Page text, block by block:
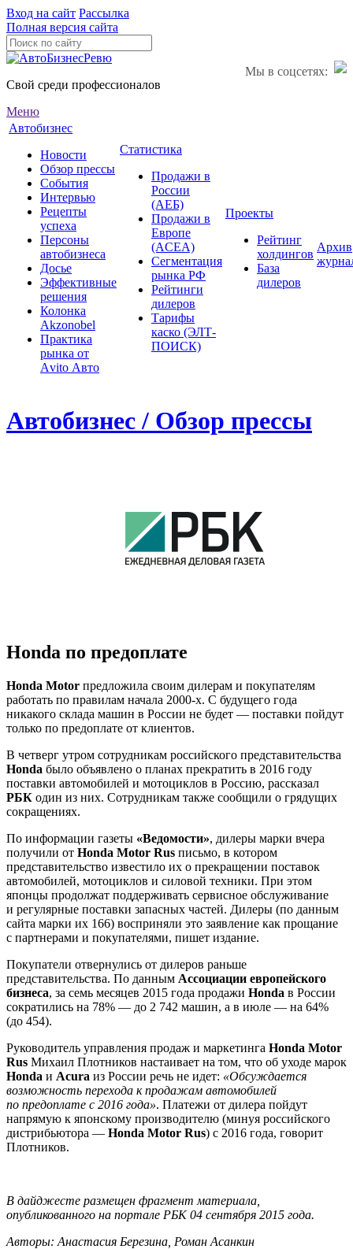
Вход на сайт Рассылка
Полная версия сайта
Мы в соцсетях:
Свой среди профессионалов
Меню
Автобизнес
Новости
Обзор прессы
События
Интервью
Рецепты
успеха
Персоны
автобизнеса
Досье
Эффективные
решения
Колонка
Akzonobel
Практика
рынка от
Аvito Авто
Статистика
Продажи в
России
(АЕБ)
Продажи в
Европе
(ACEA)
Сегментация
рынка РФ
Рейтинги
дилеров
Тарифы
каско (ЭЛТ-
ПОИСК)
Проекты
Рейтинг
холдингов
База
дилеров
Архив
Автобизнес / Обзор прессы
Honda по предоплате
Honda Motor предложила своим дилерам и покупателям
работать по правилам начала 2000-х. С будущего года
никакого склада машин в России не будет — поставки пойдут
только по предоплате от клиентов.
В четверг утром сотрудникам российского представительства
Honda было объявлено о планах прекратить в 2016 году
поставки автомобилей и мотоциклов в Россию, рассказал
РБК один из них. Сотрудникам также сообщили о грядущих
сокращениях.
По информации газеты «Ведомости», дилеры марки вчера
получили от Honda Motor Rus письмо, в котором
представительство известило их о прекращении поставок
автомобилей, мотоциклов и силовой техники. При этом
японцы продолжат поддерживать сервисное обслуживание
и регулярные поставки запасных частей. Дилеры (по данным
сайта марки их 166) восприняли это заявление как прощание
с партнерами и покупателями, пишет издание.
Покупатели отвернулись от дилеров раньше
представительства. По данным Ассоциации европейского
бизнеса, за семь месяцев 2015 года продажи Honda в России
сократились на 78% — до 2 742 машин, а в июле — на 64%
(до 454).
Руководитель управления продаж и маркетинга Honda Motor
Rus Михаил Плотников настаивает на том, что об уходе марок
Honda и Acura из России речь не идет: «Обсуждается
возможность перехода к продажам автомобилей
по предоплате с 2016 года». Платежи от дилера пойдут
напрямую к японскому производителю (минуя российского
дистрибьютора — Honda Motor Rus) с 2016 года, говорит
Плотников.
В дайджесте размещен фрагмент материала,
опубликованного на портале РБК 04 сентября 2015 года.
Авторы: Анастасия Березина, Роман Асанкин